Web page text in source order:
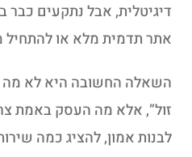
דיגיטלית, אבל נתקעים
אתר תדמית מלא או להתחיל
השאלה החשובה היא לא מה
זול”, אלא מה העסק באמת
לבנות אמון, להציג כמה